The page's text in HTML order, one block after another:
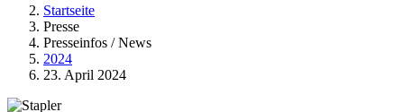
Startseite
Presse
Presseinfos / News
2024
23. April 2024